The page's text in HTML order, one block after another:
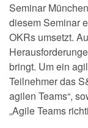
Seminar
diesem Seminar
OKRs umsetzt.
bringt. Um ein
Teilnehmer das
agilen Teams“,
„Agile Teams